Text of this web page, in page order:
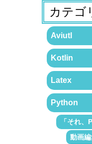
カテゴ
Aviutl
Kotlin
Latex
Python
「それ
動画